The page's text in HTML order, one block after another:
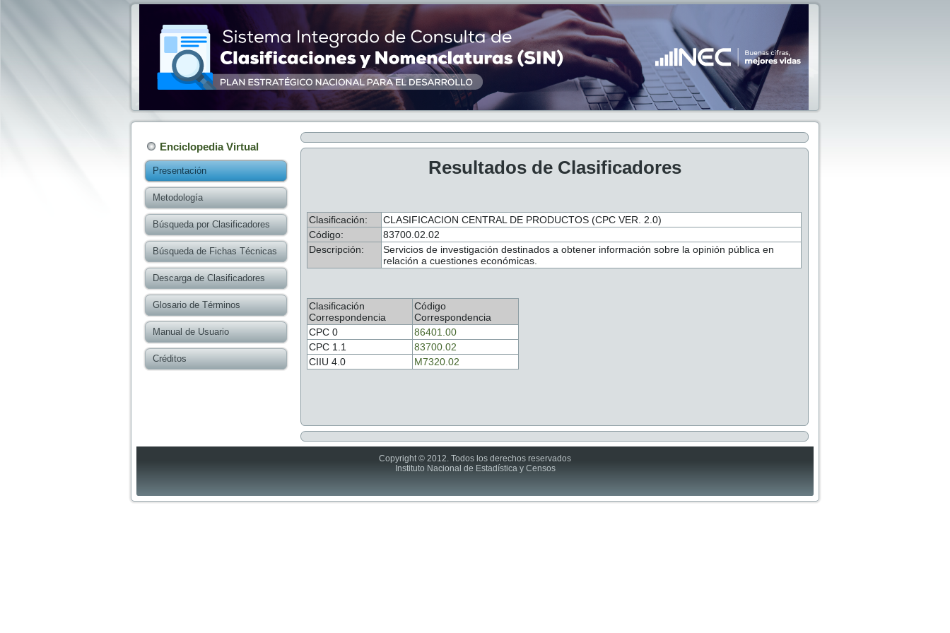
Enciclopedia Virtual
Presentación
Metodología
Búsqueda por Clasificadores
Búsqueda de Fichas Técnicas
Descarga de Clasificadores
Glosario de Términos
Manual de Usuario
Créditos
Resultados de Clasificadores
Clasificación:
CLASIFICACION CENTRAL DE PRODUCTOS (CPC VER. 2.0)
Código:
83700.02.02
Descripción:
Servicios de investigación destinados a obtener información sobre la opinión pública en
relación a cuestiones económicas.
Clasificación
Correspondencia
Código
Correspondencia
CPC 0
86401.00
CPC 1.1
83700.02
CIIU 4.0
M7320.02
Copyright © 2012. Todos los derechos reservados
Instituto Nacional de Estadística y Censos